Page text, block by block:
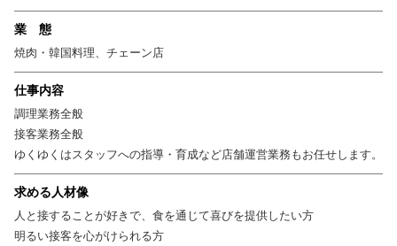
業 態
焼肉・韓国料理、チェーン店
仕事内容
調理業務全般
接客業務全般
ゆくゆくはスタッフへの指導・育成など店舗運営業務もお任せします。
求める人材像
人と接することが好きで、食を通じて喜びを提供したい方
明るい接客を心がけられる方